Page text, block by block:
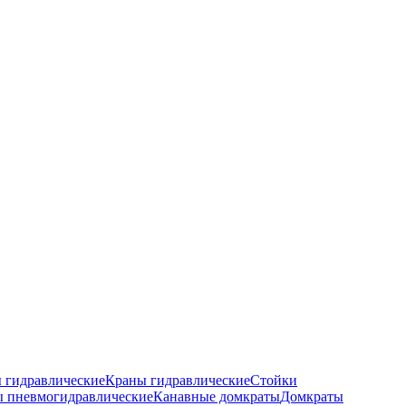
Краны гидравлическиеСтойки
Канавные домкратыДомкраты